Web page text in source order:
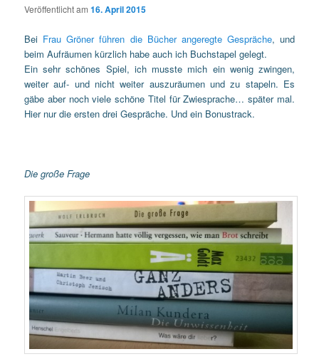
Veröffentlicht am16. April 2015
Bei Frau Gröner führen die Bücher angeregte Gespräche, und
beim Aufräumen kürzlich habe auch ich Buchstapel gelegt.
Ein sehr schönes Spiel, ich musste mich ein wenig zwingen,
weiter auf- und nicht weiter auszuräumen und zu stapeln. Es
gäbe aber noch viele schöne Titel für Zwiesprache… später mal.
Hier nur die ersten drei Gespräche. Und ein Bonustrack.
Die große Frage